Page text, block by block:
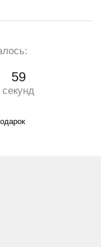
57
секунд